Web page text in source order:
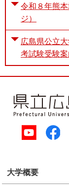
令和８年熊
ジ）
広島県公立
考試験受験案
大学概要